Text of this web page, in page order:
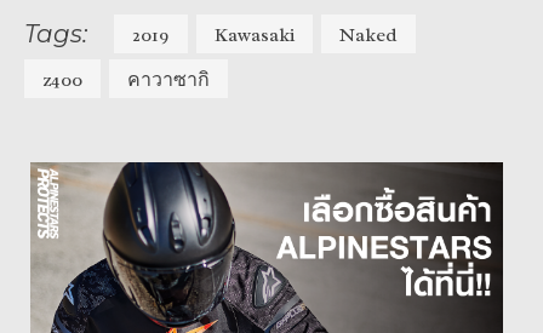
Tags: 2019 Kawasaki
Naked
z400
คาวาซากิ